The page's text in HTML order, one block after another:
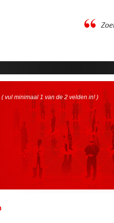
( vul minimaal 1 van de 2 velden in! )